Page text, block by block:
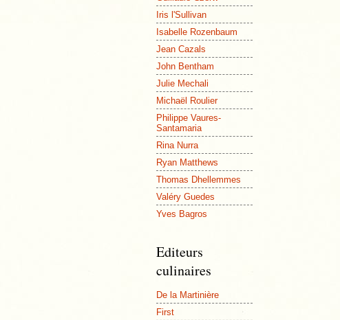
Iris l'Sullivan
Isabelle Rozenbaum
Jean Cazals
John Bentham
Julie Mechali
Michaël Roulier
Philippe Vaures-
Santamaria
Rina Nurra
Ryan Matthews
Thomas Dhellemmes
Valéry Guedes
Yves Bagros
Editeurs
culinaires
De la Martinière
First